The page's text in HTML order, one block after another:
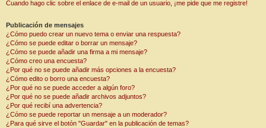
Cuando hago clic sobre el enlace de e-mail de un usuario, ¡me pide que me registre!
Publicación de mensajes
¿Cómo puedo crear un nuevo tema o enviar una respuesta?
¿Cómo se puede editar o borrar un mensaje?
¿Cómo se puede añadir una firma a mi mensaje?
¿Cómo creo una encuesta?
¿Por qué no se puede añadir más opciones a la encuesta?
¿Cómo edito o borro una encuesta?
¿Por qué no se puede acceder a algún foro?
¿Por qué no se puede añadir archivos adjuntos?
¿Por qué recibí una advertencia?
¿Cómo se puede reportar un mensaje a un moderador?
¿Para qué sirve el botón "Guardar" en la publicación de temas?